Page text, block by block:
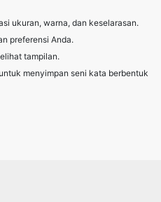
ukuran, warna, dan keselarasan.
preferensi Anda.
tampilan.
menyimpan seni kata berbentuk